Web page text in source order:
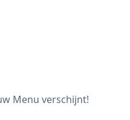
Menu verschijnt!